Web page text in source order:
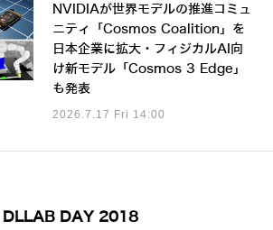
NVIDIAが世界モデルの推進コミュ
ニティ「Cosmos Coalition」を
日本企業に拡大・フィジカルAI向
け新モデル「Cosmos 3 Edge」
も発表
2026.7.17 Fri 14:00
DLLAB DAY 2018